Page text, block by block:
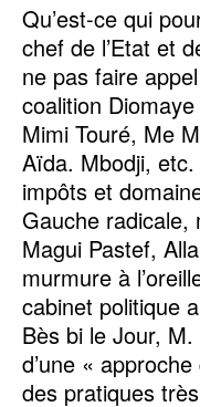
Qu’est-ce qui
chef de l’Etat et
ne pas faire
coalition
Mimi Touré, Me
Aïda. Mbodji, etc.
impôts et
Gauche
Magui Pastef,
murmure à
cabinet politique
Bès bi le Jour, M.
d’une «
des pratiques